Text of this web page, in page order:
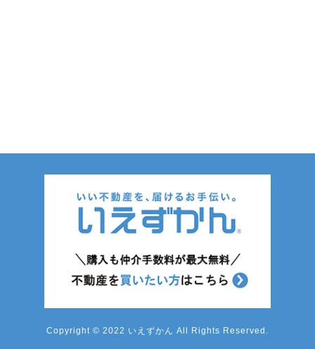
Copyright © 2022 いえずかん All Rights Reserved.